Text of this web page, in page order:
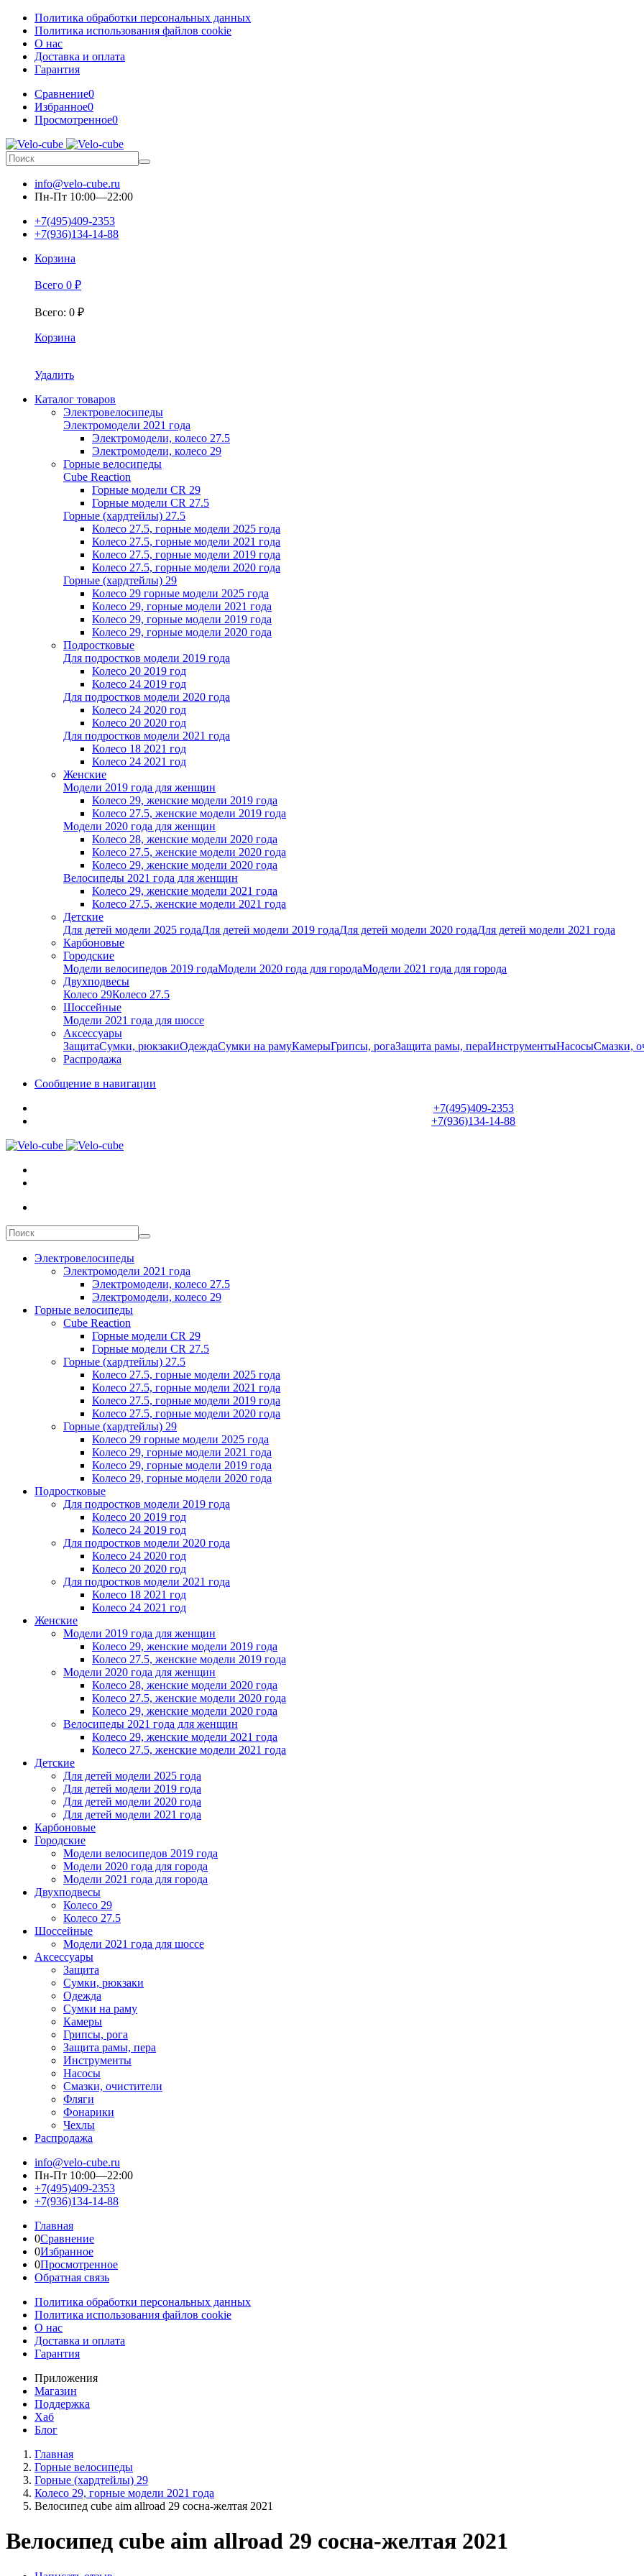
Политика обработки персональных данных
Политика использования файлов cookie
О нас
Доставка и оплата
Гарантия
Сравнение0
Избранное0
Просмотренное0
info@velo-cube.ru
Пн-Пт 10:00—22:00
+7(495)409-2353
+7(936)134-14-88
Корзина
Всего 0 ₽
Всего: 0 ₽
Корзина
Удалить
Каталог товаров
Электровелосипеды
Электромодели 2021 года
Электромодели, колесо 27.5
Электромодели, колесо 29
Горные велосипеды
Cube Reaction
Горные модели CR 29
Горные модели CR 27.5
Горные (хардтейлы) 27.5
Колесо 27.5, горные модели 2025 года
Колесо 27.5, горные модели 2021 года
Колесо 27.5, горные модели 2019 года
Колесо 27.5, горные модели 2020 года
Горные (хардтейлы) 29
Колесо 29 горные модели 2025 года
Колесо 29, горные модели 2021 года
Колесо 29, горные модели 2019 года
Колесо 29, горные модели 2020 года
Подростковые
Для подростков модели 2019 года
Колесо 20 2019 год
Колесо 24 2019 год
Для подростков модели 2020 года
Колесо 24 2020 год
Колесо 20 2020 год
Для подростков модели 2021 года
Колесо 18 2021 год
Колесо 24 2021 год
Женскиe
Модели 2019 года для женщин
Колесо 29, женские модели 2019 года
Колесо 27.5, женские модели 2019 года
Модели 2020 года для женщин
Колесо 28, женские модели 2020 года
Колесо 27.5, женские модели 2020 года
Колесо 29, женские модели 2020 года
Велосипеды 2021 года для женщин
Колесо 29, женские модели 2021 года
Колесо 27.5, женские модели 2021 года
Детские
Для детей модели 2025 годаДля детей модели 2019 годаДля детей модели 2020 годаДля детей модели 2021 года
Карбоновые
Городские
Модели велосипедов 2019 годаМодели 2020 года для городаМодели 2021 года для города
Двухподвесы
Колесо 29Колесо 27.5
Шоссейные
Модели 2021 года для шоссе
Аксессуары
ЗащитаСумки, рюкзакиОдеждаСумки на рамуКамерыГрипсы, рогаЗащита рамы, пераИнструментыНасосыСмазки,
Распродажа
Сообщение в навигации
+7(495)409-2353
+7(936)134-14-88
Электровелосипеды
Электромодели 2021 года
Электромодели, колесо 27.5
Электромодели, колесо 29
Горные велосипеды
Cube Reaction
Горные модели CR 29
Горные модели CR 27.5
Горные (хардтейлы) 27.5
Колесо 27.5, горные модели 2025 года
Колесо 27.5, горные модели 2021 года
Колесо 27.5, горные модели 2019 года
Колесо 27.5, горные модели 2020 года
Горные (хардтейлы) 29
Колесо 29 горные модели 2025 года
Колесо 29, горные модели 2021 года
Колесо 29, горные модели 2019 года
Колесо 29, горные модели 2020 года
Подростковые
Для подростков модели 2019 года
Колесо 20 2019 год
Колесо 24 2019 год
Для подростков модели 2020 года
Колесо 24 2020 год
Колесо 20 2020 год
Для подростков модели 2021 года
Колесо 18 2021 год
Колесо 24 2021 год
Женскиe
Модели 2019 года для женщин
Колесо 29, женские модели 2019 года
Колесо 27.5, женские модели 2019 года
Модели 2020 года для женщин
Колесо 28, женские модели 2020 года
Колесо 27.5, женские модели 2020 года
Колесо 29, женские модели 2020 года
Велосипеды 2021 года для женщин
Колесо 29, женские модели 2021 года
Колесо 27.5, женские модели 2021 года
Детские
Для детей модели 2025 года
Для детей модели 2019 года
Для детей модели 2020 года
Для детей модели 2021 года
Карбоновые
Городские
Модели велосипедов 2019 года
Модели 2020 года для города
Модели 2021 года для города
Двухподвесы
Колесо 29
Колесо 27.5
Шоссейные
Модели 2021 года для шоссе
Аксессуары
Защита
Сумки, рюкзаки
Одежда
Сумки на раму
Камеры
Грипсы, рога
Защита рамы, пера
Инструменты
Насосы
Смазки, очистители
Фляги
Фонарики
Чехлы
Распродажа
info@velo-cube.ru
Пн-Пт 10:00—22:00
+7(495)409-2353
+7(936)134-14-88
Главная
0Сравнение
0Избранное
0Просмотренное
Обратная связь
Политика обработки персональных данных
Политика использования файлов cookie
О нас
Доставка и оплата
Гарантия
Приложения
Магазин
Поддержка
Хаб
Блог
Главная
Горные велосипеды
Горные (хардтейлы) 29
Колесо 29, горные модели 2021 года
Велосипед cube aim allroad 29 сосна-желтая 2021
Велосипед cube aim allroad 29 сосна-желтая 2021